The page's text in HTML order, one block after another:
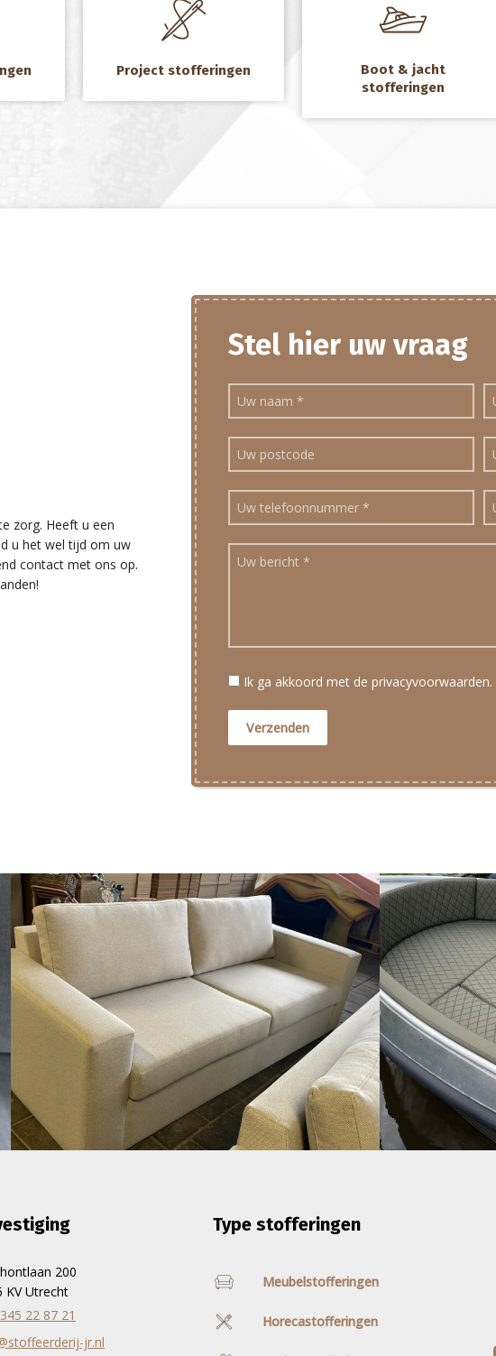
Project stofferingen
Boot & jacht
stofferingen
zorg. Heeft u een
u het wel tijd om uw
contact met ons op.
Stel hier uw vraag
Ik ga akkoord met de privacyvoorwaarden.
200
KV Utrecht
22 87 21
jr.nl
Type stofferingen
Meubelstofferingen
Horecastofferingen